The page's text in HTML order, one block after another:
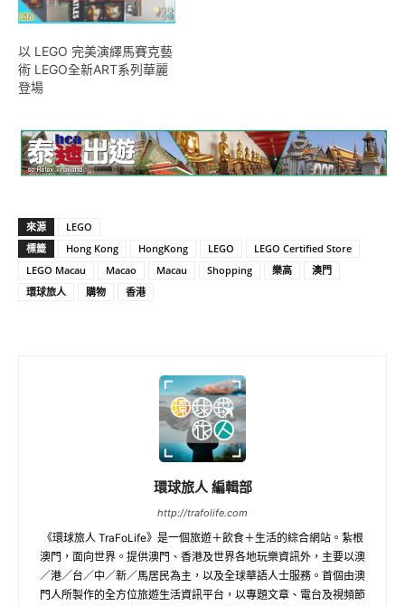
以 LEGO 完美演繹馬賽克藝
術 LEGO全新ART系列華麗
登場
來源
LEGO
標籤
Hong Kong HongKong LEGO
LEGO Certified Store
LEGO Macau
Macao Macau Shopping 樂高
澳門
環球旅人
購物 香港
環球旅人 編輯部
http://trafolife.com
《環球旅人 TraFoLife》是一個旅遊＋飲食＋生活的綜合網站。紮根
澳門，面向世界。提供澳門、香港及世界各地玩樂資訊外，主要以澳
／港／台／中／新／馬居民為主，以及全球華語人士服務。首個由澳
門人所製作的全方位旅遊生活資訊平台，以專題文章、電台及視頻節